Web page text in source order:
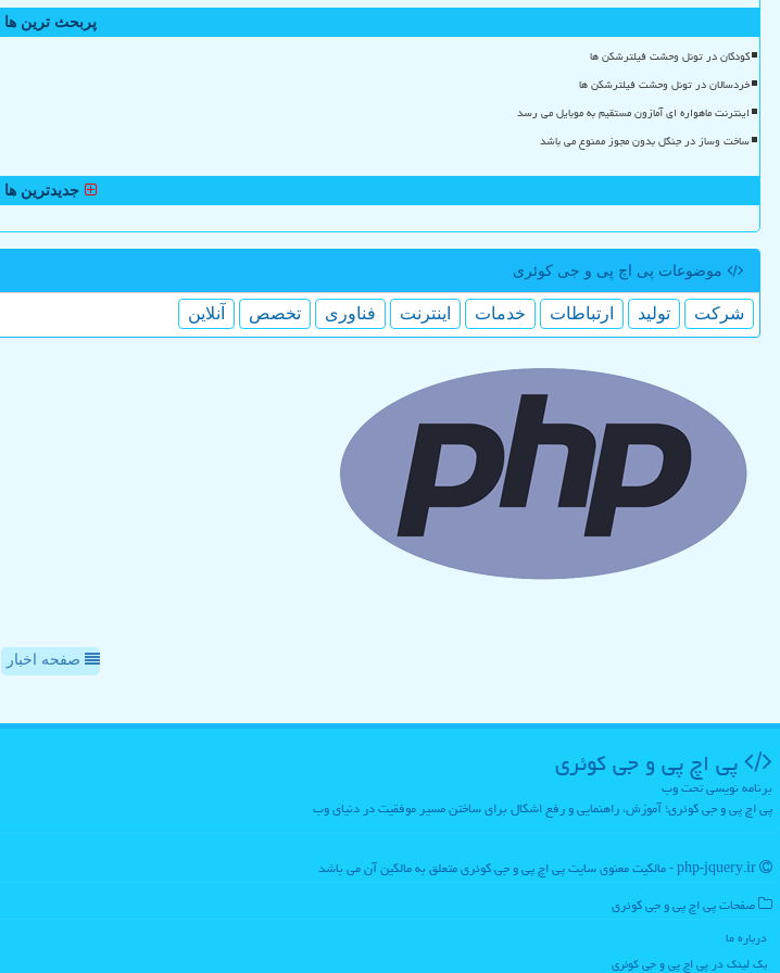
پربحث ترین ها
کودکان در تونل وحشت فیلترشکن ها
خردسالان در تونل وحشت فیلترشکن ها
اینترنت ماهواره ای آمازون مستقیم به موبایل می رسد
ساخت وساز در جنگل بدون مجوز ممنوع می باشد
جدیدترین ها
موضوعات پی اچ پی و جی كوئری
شركت تولید ارتباطات خدمات اینترنت فناوری تخصص آنلاین
صفحه اخبار
پی اچ پی و جی كوئری
برنامه نویسی تحت وب
پی اچ پی و جی کوئری؛ آموزش، راهنمایی و رفع اشکال برای ساختن مسیر موفقیت در دنیای وب
صفحات پی اچ پی و جی كوئری
درباره ما
بک لینک در پی اچ پی و جی كوئری